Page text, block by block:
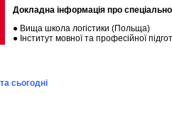
Докладна інформація про
● Вища школа логістики (Польща)
● Інститут мовної та професійної
сьогодні